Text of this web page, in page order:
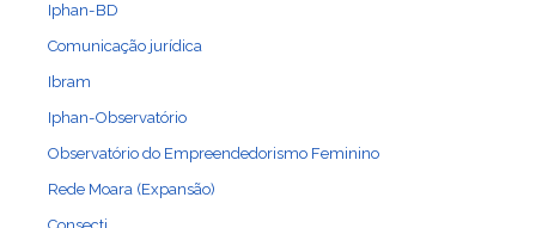
Iphan-BD
Comunicação jurídica
Ibram
Iphan-Observatório
Observatório do Empreendedorismo Feminino
Rede Moara (Expansão)